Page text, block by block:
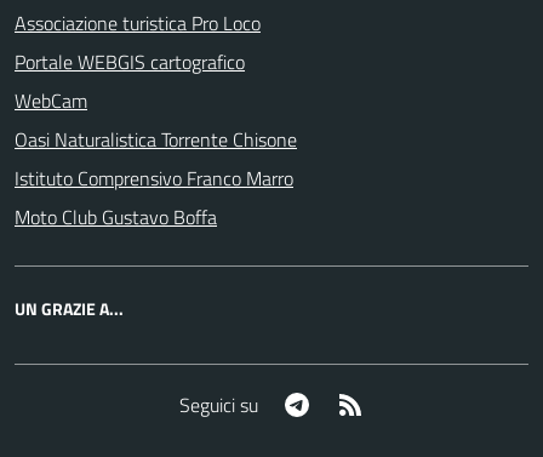
Associazione turistica Pro Loco
Portale WEBGIS cartografico
WebCam
Oasi Naturalistica Torrente Chisone
Istituto Comprensivo Franco Marro
Moto Club Gustavo Boffa
UN GRAZIE A...
Seguici su Telegram